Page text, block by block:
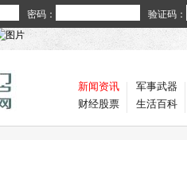
密码： 验证码：
新闻资讯
财经股票
军事武器
生活百科